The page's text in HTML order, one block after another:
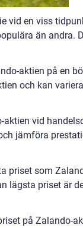
vid en viss
än andra.
aktien på en
och kan
aktien vid
jämföra
priset som
lägsta priset är
på Zalando-